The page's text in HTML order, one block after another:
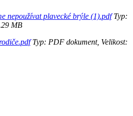
nepoužívat plavecké brýle (1).pdfTyp:
MB
Typ: PDF dokument, Velikost: